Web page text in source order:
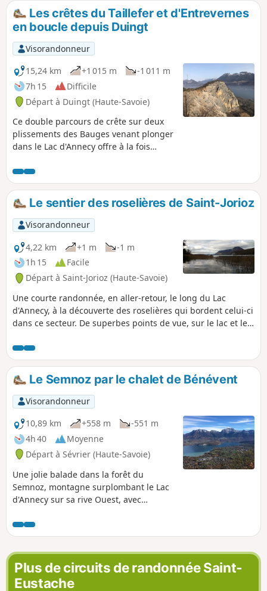
Les crêtes du Taillefer et d'Entrevernes
en boucle depuis Duingt
Visorandonneur
15,24 km
+1 015 m
-1 011 m
7h 15
Difficile
Départ à Duingt (Haute-Savoie)
Ce double parcours de crête sur deux
plissements des Bauges venant plonger
dans le Lac d'Annecy offre à la fois
de vues exceptionnelles sur le lac et les
montagnes l'entourant. La Tournette
notamment est omniprésente toute la
journée.Le sentier des roselières de Saint-Jorioz
Visorandonneur
4,22 km
+1 m
-1 m
1h 15
Facile
Départ à Saint-Jorioz (Haute-Savoie)
Une courte randonnée, en aller-retour, le long du Lac
d'Annecy, à la découverte des roselières qui bordent celui-ci
dans ce secteur. De superbes points de vue, sur le lac et les
Le Semnoz par le chalet de Bénévent
Visorandonneur
10,89 km
+558 m
-551 m
4h 40
Moyenne
Départ à Sévrier (Haute-Savoie)
Une jolie balade dans la forêt du
Semnoz, montagne surplombant le Lac
d'Annecy sur sa rive Ouest, avec
intéressantes sur ce lac. Cette balade
peut être réalisée par temps chaud et
ensoleillé, la totalité du parcours étant à
couvert.
Plus de circuits de randonnée Saint-
Eustache